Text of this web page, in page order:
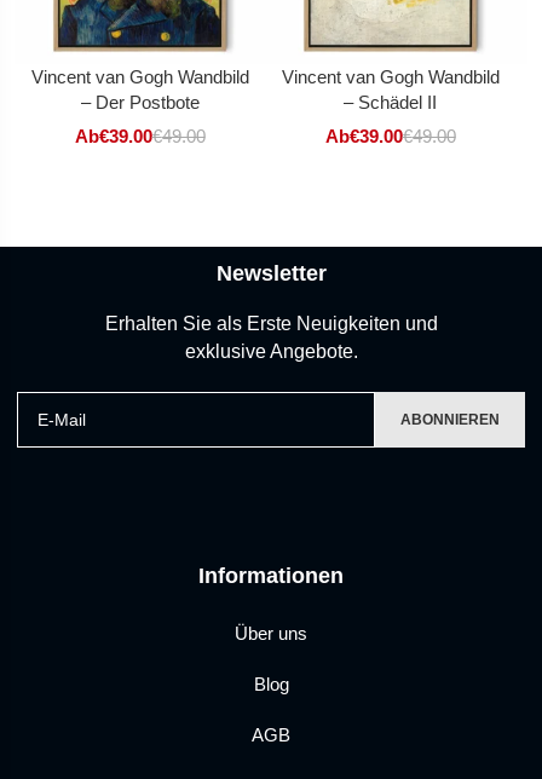
Vincent van Gogh Wandbild
– Der Postbote
Ab€39.00€49.00
Vincent van Gogh Wandbild
– Schädel II
Ab€39.00€49.00
Informationen
Über uns
Blog
AGB
Newsletter
Erhalten Sie als Erste Neuigkeiten und
exklusive Angebote.
ABONNIEREN